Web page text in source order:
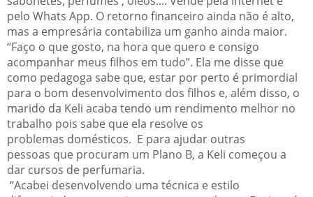
pelo Whats App. O retorno financeiro ainda não é alto,
mas a empresária contabiliza um ganho ainda maior.
“Faço o que gosto, na hora que quero e consigo
acompanhar meus filhos em tudo”. Ela me disse que
como pedagoga sabe que, estar por perto é primordial
para o bom desenvolvimento dos filhos e, além disso, o
marido da Keli acaba tendo um rendimento melhor no
trabalho pois sabe que ela resolve os
problemas domésticos. E para ajudar outras
pessoas que procuram um Plano B, a Keli começou a
dar cursos de perfumaria.
“Acabei desenvolvendo uma técnica e estilo